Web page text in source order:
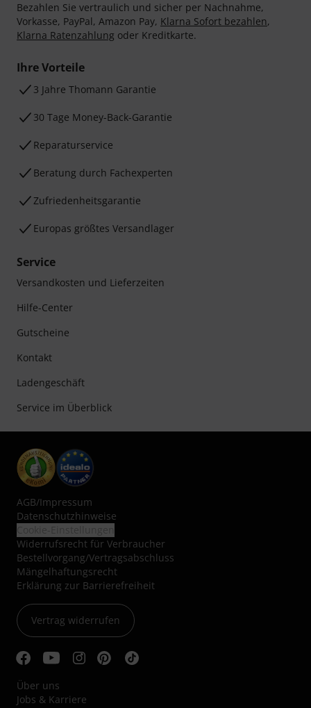
Bezahlen Sie vertraulich und sicher per Nachnahme,
Vorkasse, PayPal, Amazon Pay, Klarna Sofort bezahlen,
Klarna Ratenzahlung oder Kreditkarte.
Ihre Vorteile
3 Jahre Thomann Garantie
30 Tage Money-Back-Garantie
Reparaturservice
Beratung durch Fachexperten
Zufriedenheitsgarantie
Europas größtes Versandlager
Service
Versandkosten und Lieferzeiten
Hilfe-Center
Gutscheine
Kontakt
Ladengeschäft
Service im Überblick
AGB/Impressum
Datenschutzhinweise
Widerrufsrecht für Verbraucher
Bestellvorgang/Vertragsabschluss
Mängelhaftungsrecht
Erklärung zur Barrierefreiheit
Vertrag widerrufen
Über uns
Jobs & Karriere